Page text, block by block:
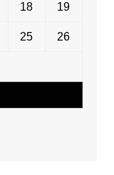
18 19
25 26